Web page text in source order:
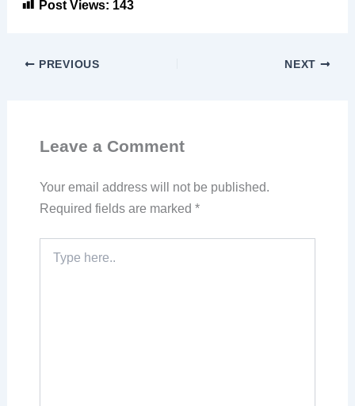
Post Views: 143
PREVIOUS NEXT
Leave a Comment
Your email address will not be published.
Required fields are marked *
here..